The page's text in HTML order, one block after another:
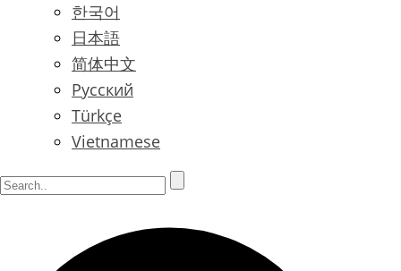
한국어
日本語
简体中文
Русский
Türkçe
Vietnamese